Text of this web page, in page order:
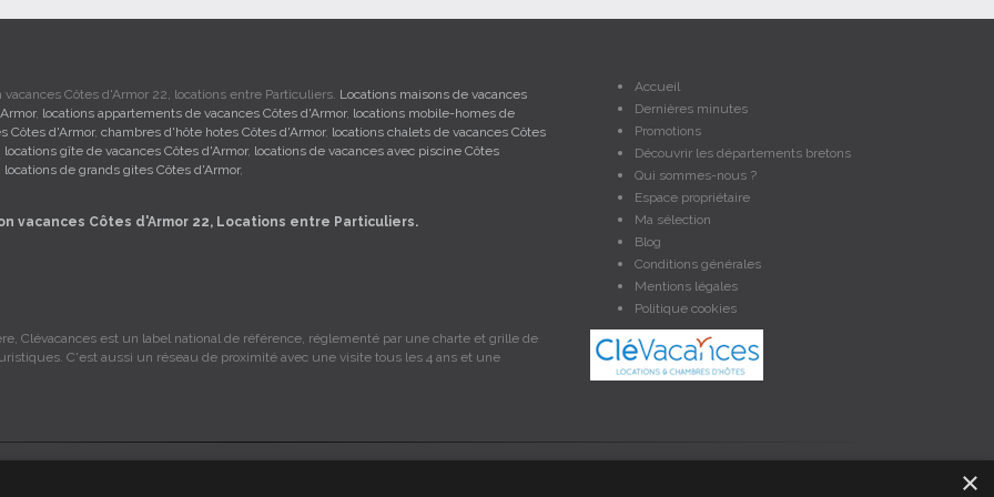
vacances Côtes d'Armor 22, locations entre Particuliers. Locations maisons de vacances
, locations appartements de vacances Côtes d'Armor, locations mobile-homes de
Côtes d'Armor, chambres d'hôte hotes Côtes d'Armor, locations chalets de vacances Côtes
locations gîte de vacances Côtes d'Armor, locations de vacances avec piscine Côtes
locations de grands gites Côtes d'Armor,
vacances Côtes d'Armor 22, Locations entre Particuliers.
Accueil
Dernières minutes
Promotions
Découvrir les départements bretons
Qui sommes-nous ?
Espace propriétaire
Ma sélection
Blog
Conditions générales
Mentions légales
Politique cookies
Clévacances est un label national de référence, réglementé par une charte et grille de
C'est aussi un réseau de proximité avec une visite tous les 4 ans et une
×